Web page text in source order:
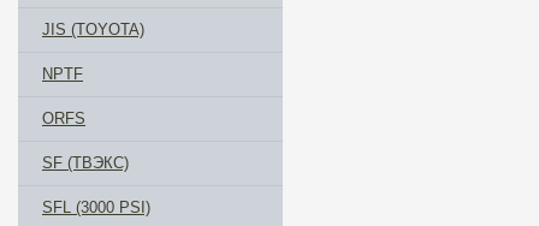
JIS (TOYOTA)
NPTF
ORFS
SF (ТВЭКС)
SFL (3000 PSI)